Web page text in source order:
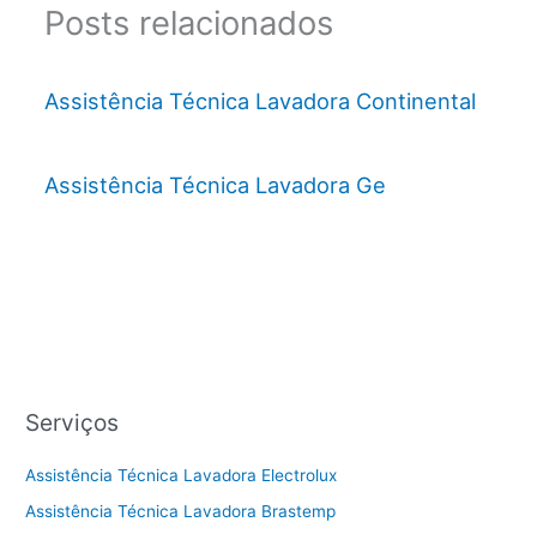
Posts relacionados
Assistência Técnica Lavadora Continental
Assistência Técnica Lavadora Ge
Serviços
Assistência Técnica Lavadora Electrolux
Assistência Técnica Lavadora Brastemp